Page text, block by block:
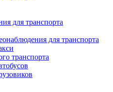
для транспорта
для транспорта
транспорта